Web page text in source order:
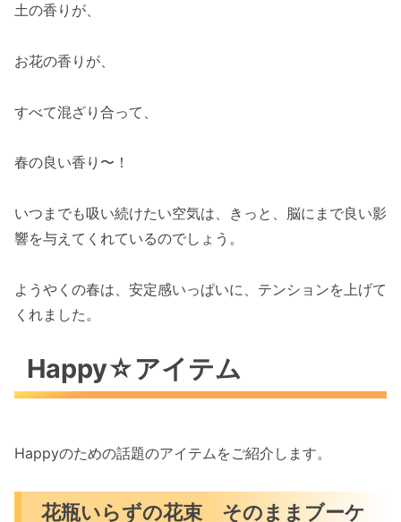
土の香りが、
お花の香りが、
すべて混ざり合って、
春の良い香り〜！
いつまでも吸い続けたい空気は、きっと、脳にまで良い影
響を与えてくれているのでしょう。
ようやくの春は、安定感いっぱいに、テンションを上げて
くれました。
Happy☆アイテム
Happyのための話題のアイテムをご紹介します。
花瓶いらずの花束 そのままブーケ